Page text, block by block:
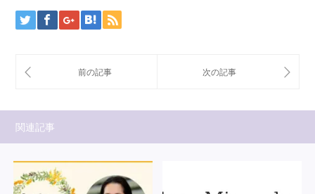
関連記事